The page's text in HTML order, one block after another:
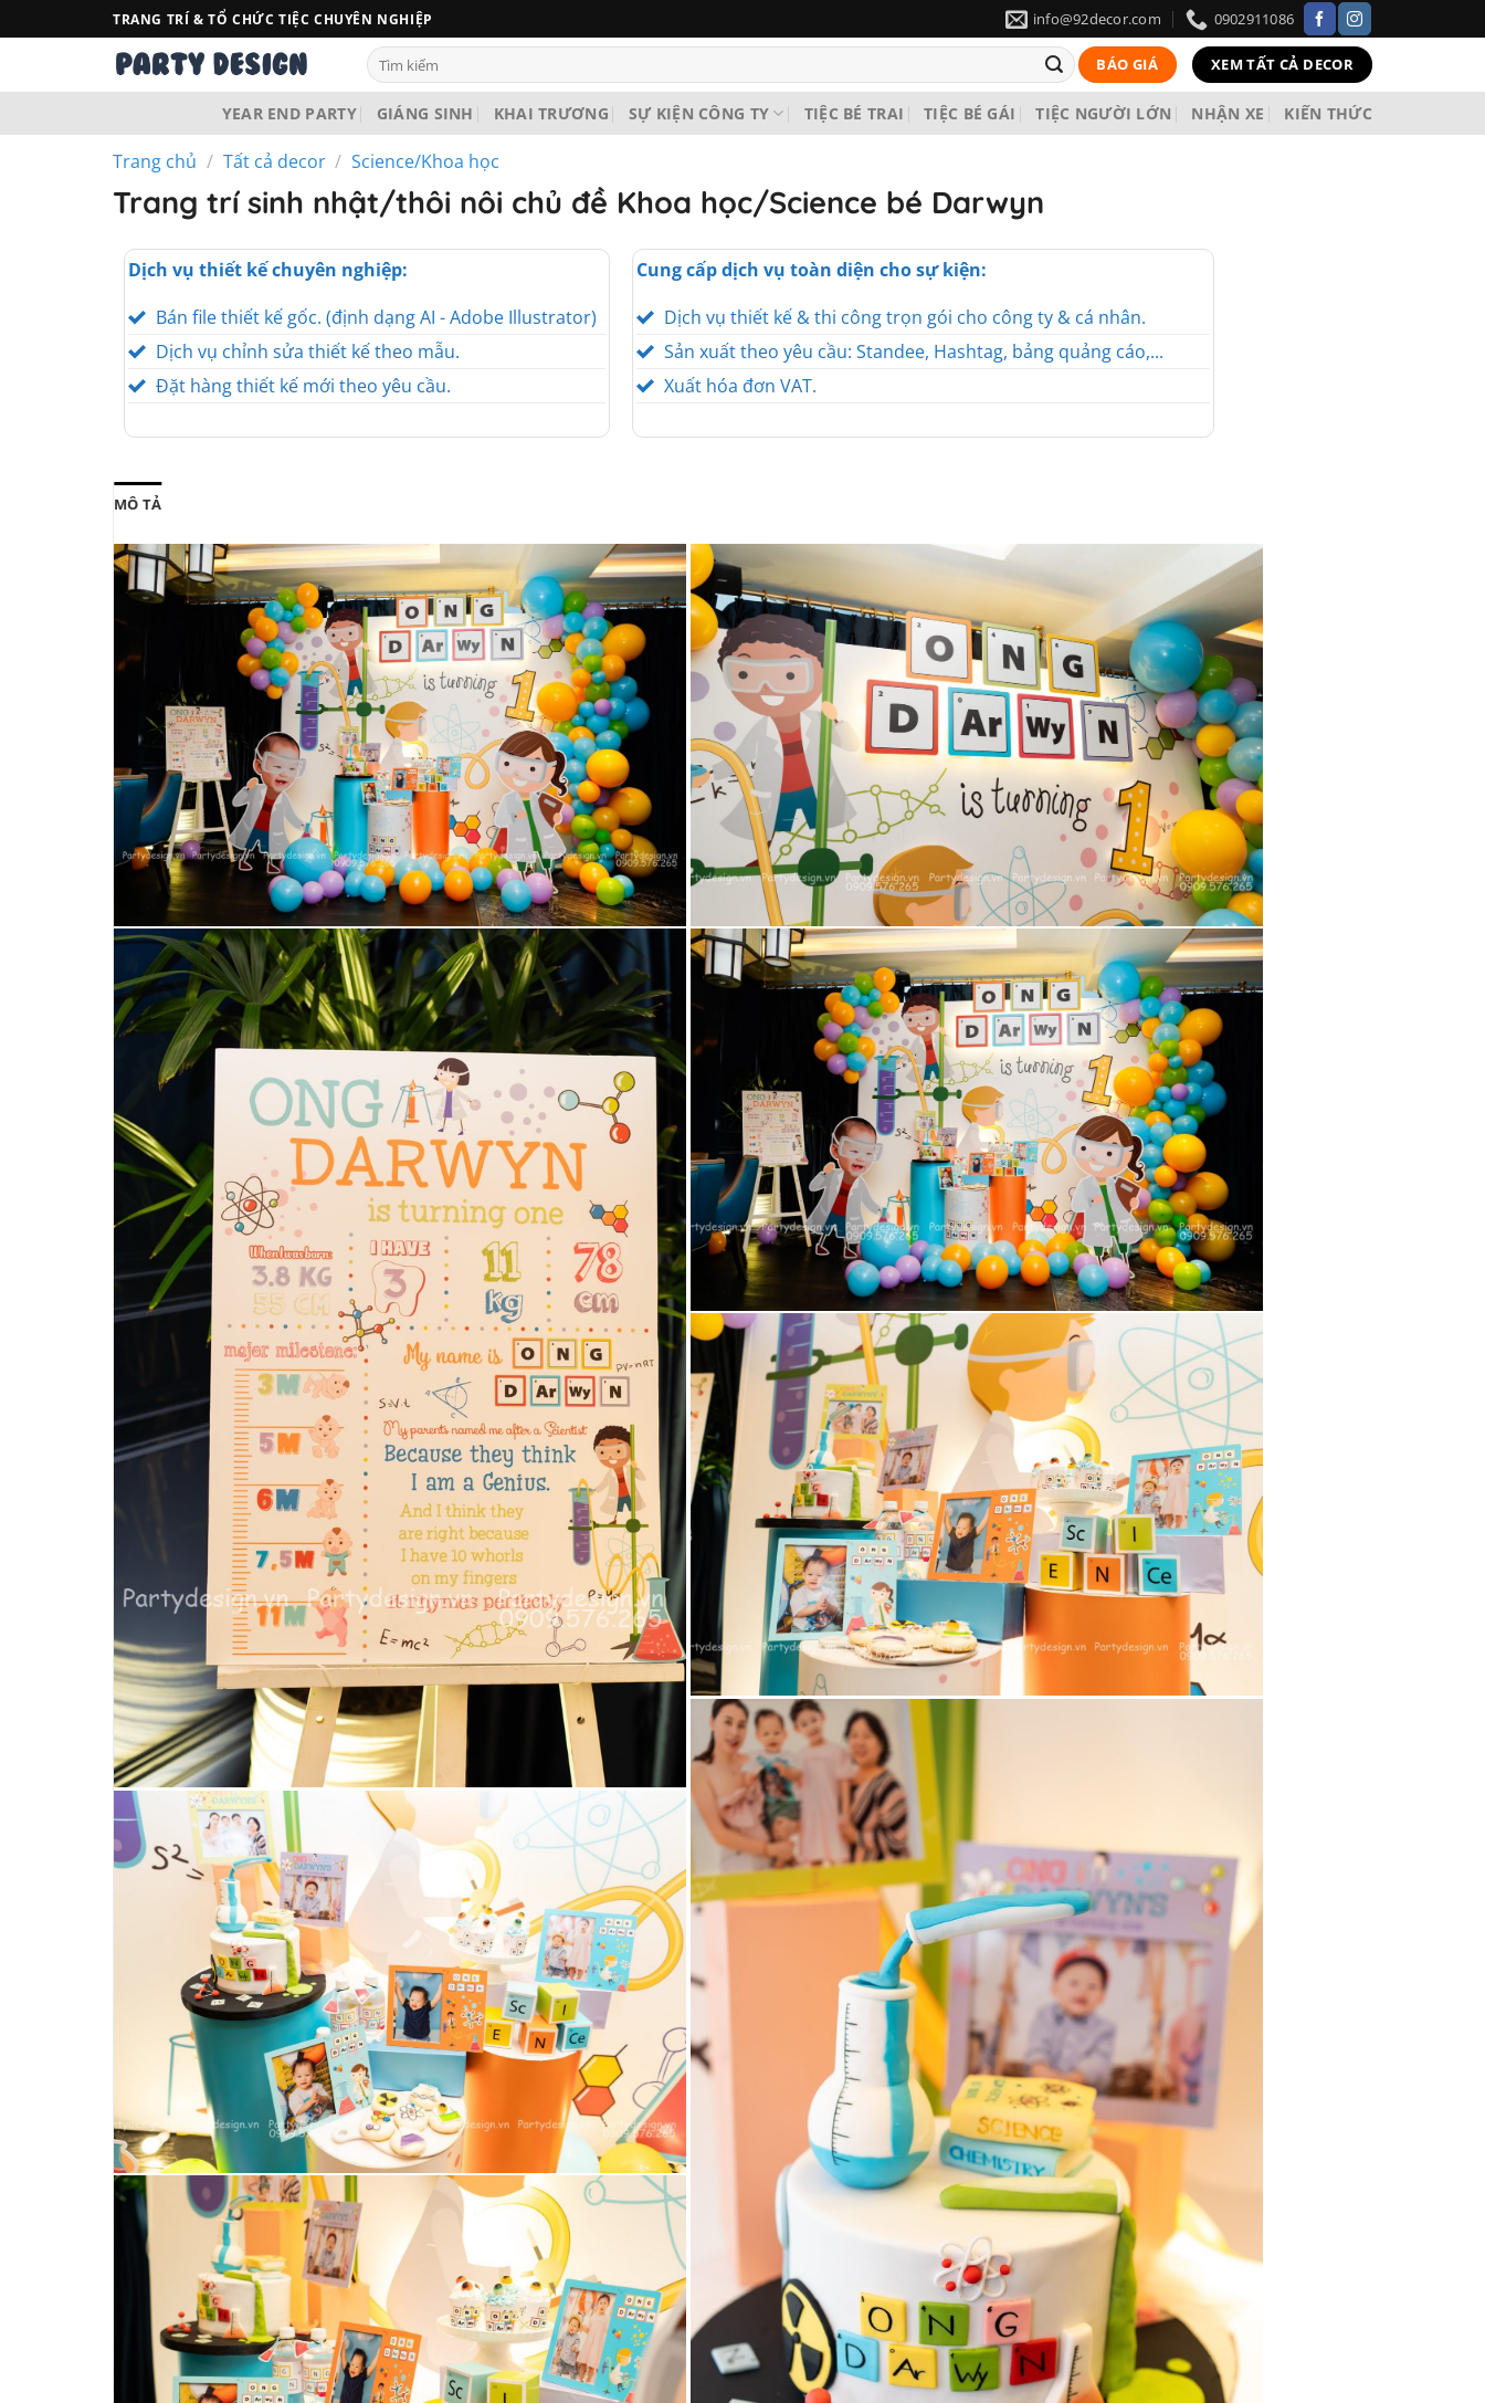
qua
dung
TRANG TRÍ & TỔ CHỨC TIỆC CHUYÊN NGHIỆP info@92decor.com 0902911086
Tìm
kiếm:
BÁO GIÁ XEM TẤT CẢ DECOR
YEAR END PARTY GIÁNG SINH KHAI TRƯƠNG SỰ KIỆN CÔNG TY TIỆC BÉ TRAI TIỆC BÉ GÁI TIỆC NGƯỜI LỚN NHẬN XE KIẾN THỨC
Trang chủ / Tất cả decor / Science/Khoa học
Trang trí sinh nhật/thôi nôi chủ đề Khoa học/Science bé Darwyn
Dịch vụ thiết kế chuyên nghiệp:
Bán file thiết kế gốc. (định dạng AI - Adobe Illustrator)
Dịch vụ chỉnh sửa thiết kế theo mẫu.
Đặt hàng thiết kế mới theo yêu cầu.
Cung cấp dịch vụ toàn diện cho sự kiện:
Dịch vụ thiết kế & thi công trọn gói cho công ty & cá nhân.
Sản xuất theo yêu cầu: Standee, Hashtag, bảng quảng cáo,...
Xuất hóa đơn VAT.
MÔ TẢ